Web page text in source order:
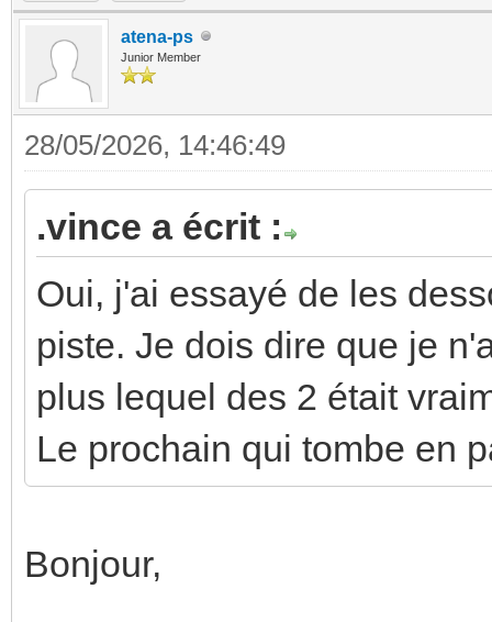
atena-ps
Junior Member
28/05/2026, 14:46:49
.vince a écrit :
Oui, j'ai essayé de les
piste. Je dois dire que je
plus lequel des 2 était
Le prochain qui tombe en
Bonjour,